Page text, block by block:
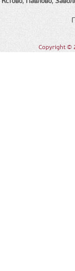
Copyright ©